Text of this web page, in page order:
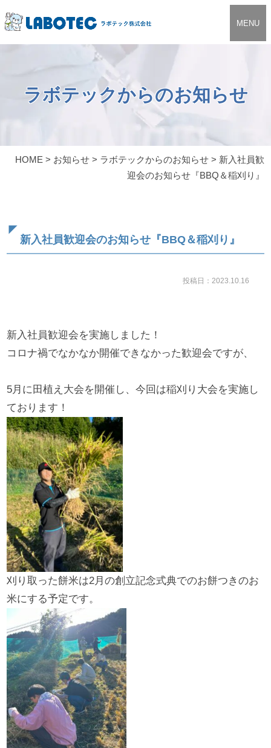
MENU
ラボテックからのお知らせ
HOME > お知らせ> ラボテックからのお知らせ> 新入社員歓
迎会のお知らせ『BBQ＆稲刈り』
新入社員歓迎会のお知らせ『BBQ＆稲刈り』
投稿日：2023.10.16
新入社員歓迎会を実施しました！
コロナ禍でなかなか開催できなかった歓迎会ですが、
5月に田植え大会を開催し、今回は稲刈り大会を実施し
ております！
刈り取った餅米は2月の創立記念式典でのお餅つきのお
米にする予定です。